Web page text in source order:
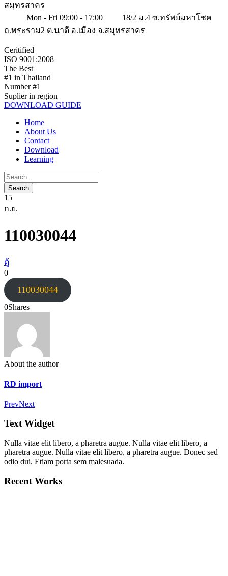
สมุทรสาคร
Mon - Fri 09:00 - 17:00
18/2 ม.4 ซ.ทรัพย์มหาโชค
ถ.พระราม2 ต.นาดี อ.เมือง จ.สมุทรสาคร
Ceritified
ISO 9001:2008
The Best
#1 in Thailand
Number #1
Suplier in region
DOWNLOAD GUIDE
Home
About Us
Contact
Download
Learning
15
ก.ย.
110030044
ตู้
0
110030044
0Shares
About the author
RD import
PrevNext
Text Widget
Nulla vitae elit libero, a pharetra augue. Nulla vitae elit libero, a
pharetra augue. Nulla vitae elit libero, a pharetra augue. Donec sed
odio dui. Etiam porta sem malesuada.
Recent Works